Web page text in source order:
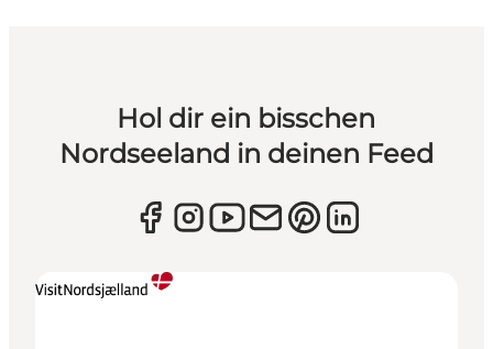
Hol dir ein bisschen
Nordseeland in deinen Feed